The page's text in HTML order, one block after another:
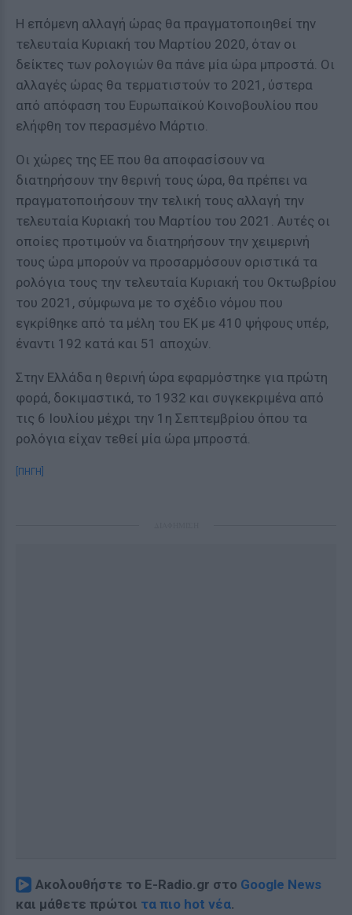
Η επόμενη αλλαγή ώρας θα πραγματοποιηθεί την
τελευταία Κυριακή του Μαρτίου 2020, όταν οι
δείκτες των ρολογιών θα πάνε μία ώρα μπροστά. Οι
αλλαγές ώρας θα τερματιστούν το 2021, ύστερα
από απόφαση του Ευρωπαϊκού Κοινοβουλίου που
ελήφθη τον περασμένο Μάρτιο.
Οι χώρες της ΕΕ που θα αποφασίσουν να
διατηρήσουν την θερινή τους ώρα, θα πρέπει να
πραγματοποιήσουν την τελική τους αλλαγή την
τελευταία Κυριακή του Μαρτίου του 2021. Αυτές οι
οποίες προτιμούν να διατηρήσουν την χειμερινή
τους ώρα μπορούν να προσαρμόσουν οριστικά τα
ρολόγια τους την τελευταία Κυριακή του Οκτωβρίου
του 2021, σύμφωνα με το σχέδιο νόμου που
εγκρίθηκε από τα μέλη του ΕΚ με 410 ψήφους υπέρ,
έναντι 192 κατά και 51 αποχών.
Στην Ελλάδα η θερινή ώρα εφαρμόστηκε για πρώτη
φορά, δοκιμαστικά, το 1932 και συγκεκριμένα από
τις 6 Ιουλίου μέχρι την 1η Σεπτεμβρίου όπου τα
ρολόγια είχαν τεθεί μία ώρα μπροστά.
[ΠΗΓΗ]
Ακολουθήστε το E-Radio.gr στο Google News
και μάθετε πρώτοι τα πιο hot νέα.